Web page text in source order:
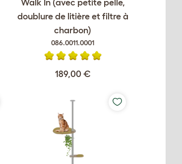
Walk In (avec petite pelle,
doublure de litière et filtre à
charbon)
086.0011.0001
189,00 €